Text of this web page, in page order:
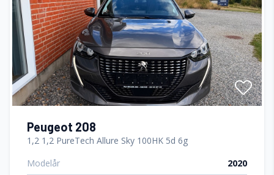
Peugeot 208
1,2 1,2 PureTech Allure Sky 100HK 5d 6g
Modelår
2020